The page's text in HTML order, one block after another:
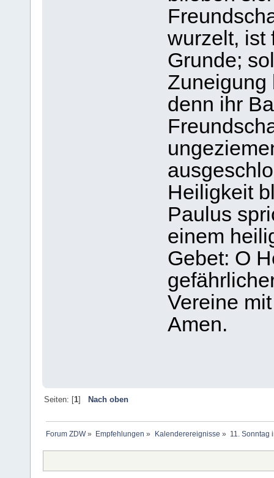
wurzelt, ist
Grunde;
Zuneigung
denn ihr
Heiligkeit
Paulus
einem
Gebet: O
Vereine
Amen.
Seiten: [1] Nach oben
Forum ZDW» Empfehlungen » Kalenderereignisse » 11. Sonntag